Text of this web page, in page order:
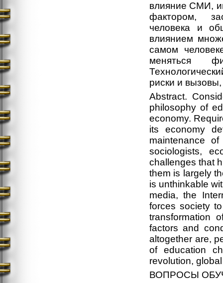
влияние СМИ,
фактором,
человека и
влиянием
самом
меняться
риски и вызовы,
Abstract.
philosophy of
economy.
its economy
maintenance
sociologists,
challenges that
them is largely
is unthinkable
media, the
forces society
transformation
factors and
altogether are,
of education
revolution,
ВОПРОСЫ